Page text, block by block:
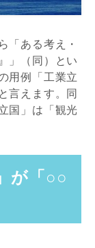
「ある考え・
」（同）とい
用例「工業立
言えます。同
国」は「観光
が「○○